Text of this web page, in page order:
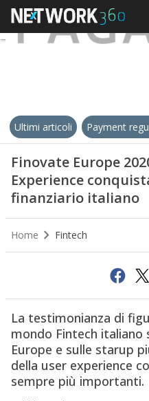
Ultimi articoli Payment
Finovate Europe
Experience
finanziario italiano
Home Fintech
La testimonianza di
mondo Fintech italiano
Europe e sulle starup
della user experience
sempre più importanti.